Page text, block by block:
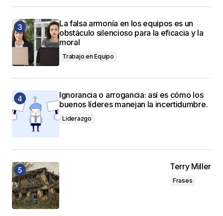
La falsa armonía en los equipos es un
obstáculo silencioso para la eficacia y la
moral
Trabajo en Equipo
Ignorancia o arrogancia: así es cómo los
buenos líderes manejan la incertidumbre.
Liderazgo
Terry Miller
Frases